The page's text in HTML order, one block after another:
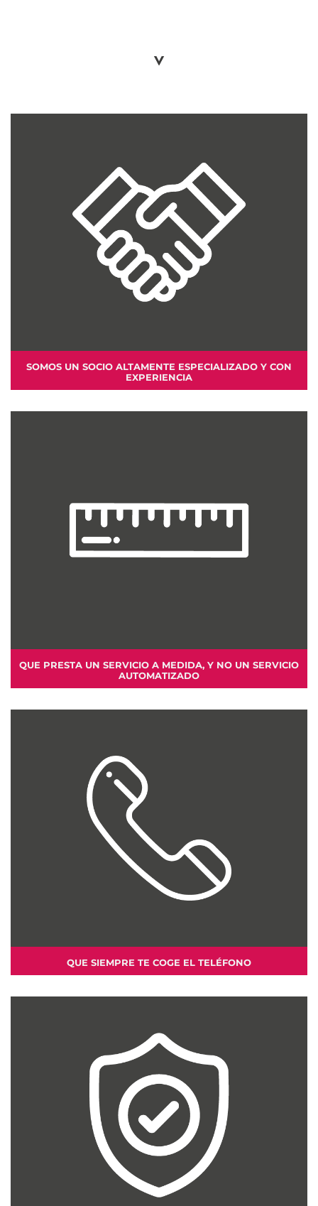
SOMOS UN SOCIO ALTAMENTE ESPECIALIZADO Y CON
EXPERIENCIA
QUE PRESTA UN SERVICIO A MEDIDA, Y NO UN SERVICIO
AUTOMATIZADO
QUE SIEMPRE TE COGE EL TELÉFONO